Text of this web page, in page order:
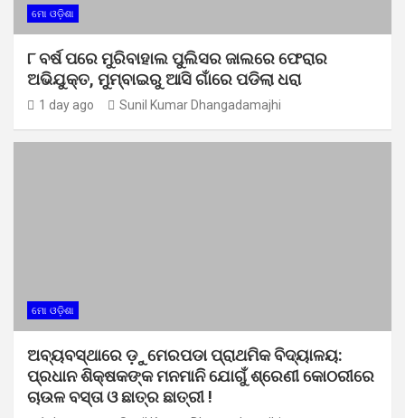
ମୋ ଓଡ଼ିଶା
୮ ବର୍ଷ ପରେ ମୁରିବାହାଲ ପୁଲିସର ଜାଲରେ ଫେରାର
ଅଭିଯୁକ୍ତ, ମୁମ୍ବାଇରୁ ଆସି ଗାଁରେ ପଡିଲା ଧରା
1 day ago Sunil Kumar Dhangadamajhi
ମୋ ଓଡ଼ିଶା
ଅବ୍ୟବସ୍ଥାରେ ଡ଼ୁମେରପଡା ପ୍ରାଥମିକ ବିଦ୍ୟାଳୟ:
ପ୍ରଧାନ ଶିକ୍ଷକଙ୍କ ମନମାନି ଯୋଗୁଁ ଶ୍ରେଣୀ କୋଠରୀରେ
ଚାଉଳ ବସ୍ତା ଓ ଛାତ୍ର ଛାତ୍ରୀ !